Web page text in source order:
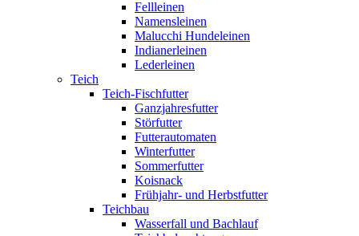
Fellleinen
Namensleinen
Malucchi Hundeleinen
Indianerleinen
Lederleinen
Teich
Teich-Fischfutter
Ganzjahresfutter
Störfutter
Futterautomaten
Winterfutter
Sommerfutter
Koisnack
Frühjahr- und Herbstfutter
Teichbau
Wasserfall und Bachlauf